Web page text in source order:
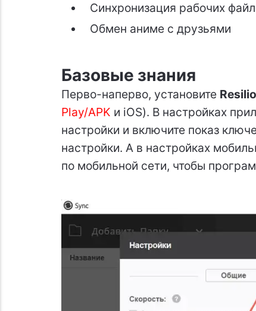
Синхронизация рабочих
Обмен аниме с друзьями
Базовые знания
Перво-наперво, установите Resilio
Play/APK и iOS). В настройках
настройки и включите показ
настройки. А в настройках
по мобильной сети, чтобы